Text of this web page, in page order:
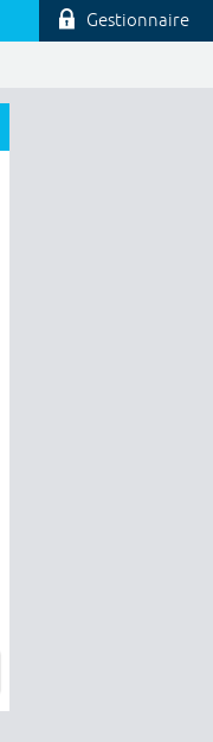
Gestionnaire